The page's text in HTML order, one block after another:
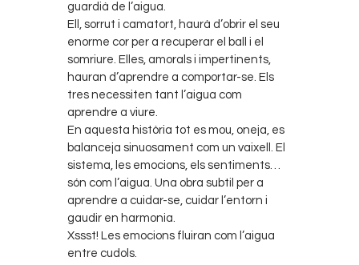
guardià de l’aigua.
Ell, sorrut i camatort, haurà d’obrir el seu
enorme cor per a recuperar el ball i el
somriure. Elles, amorals i impertinents,
hauran d’aprendre a comportar-se. Els
tres necessiten tant l’aigua com
aprendre a viure.
En aquesta història tot es mou, oneja, es
balanceja sinuosament com un vaixell. El
sistema, les emocions, els sentiments…
són com l’aigua. Una obra subtil per a
aprendre a cuidar-se, cuidar l’entorn i
gaudir en harmonia.
Xssst! Les emocions fluiran com l’aigua
entre cudols.